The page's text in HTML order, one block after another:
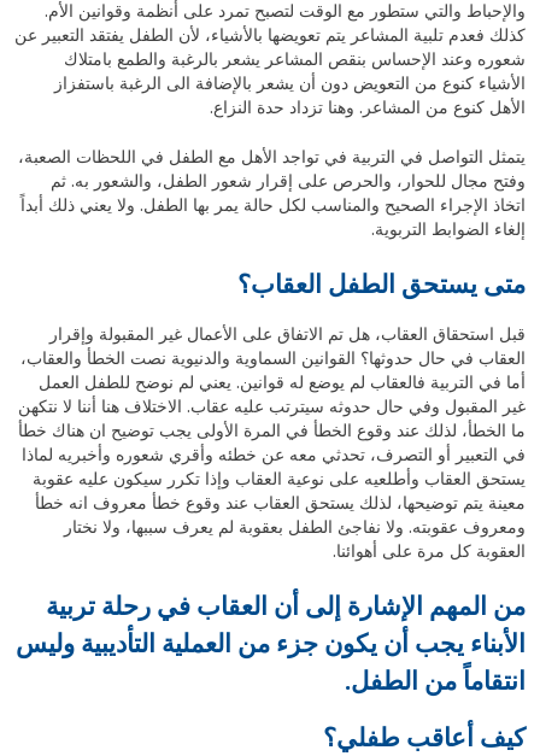
والإحباط والتي ستطور مع الوقت لتصبح تمرد على أنظمة وقوانين الأم.
كذلك فعدم تلبية المشاعر يتم تعويضها بالأشياء، لأن الطفل يفتقد التعبير عن
شعوره وعند الإحساس بنقص المشاعر يشعر بالرغبة والطمع بامتلاك
الأشياء كنوع من التعويض دون أن يشعر بالإضافة الى الرغبة باستفزاز
الأهل كنوع من المشاعر. وهنا تزداد حدة النزاع.
يتمثل التواصل في التربية في تواجد الأهل مع الطفل في اللحظات الصعبة،
وفتح مجال للحوار، والحرص على إقرار شعور الطفل، والشعور به. ثم
اتخاذ الإجراء الصحيح والمناسب لكل حالة يمر بها الطفل. ولا يعني ذلك أبداً
إلغاء الضوابط التربوية.
متى يستحق الطفل العقاب؟
قبل استحقاق العقاب، هل تم الاتفاق على الأعمال غير المقبولة وإقرار
العقاب في حال حدوثها؟ القوانين السماوية والدنيوية نصت الخطأ والعقاب،
أما في التربية فالعقاب لم يوضع له قوانين. يعني لم نوضح للطفل العمل
غير المقبول وفي حال حدوثه سيترتب عليه عقاب. الاختلاف هنا أننا لا نتكهن
ما الخطأ، لذلك عند وقوع الخطأ في المرة الأولى يجب توضيح ان هناك خطأ
في التعبير أو التصرف، تحدثي معه عن خطئه وأقري شعوره وأخبريه لماذا
يستحق العقاب وأطلعيه على نوعية العقاب وإذا تكرر سيكون عليه عقوبة
معينة يتم توضيحها، لذلك يستحق العقاب عند وقوع خطأ معروف انه خطأ
ومعروف عقوبته. ولا نفاجئ الطفل بعقوبة لم يعرف سببها، ولا نختار
العقوبة كل مرة على أهوائنا.
من المهم الإشارة إلى أن العقاب في رحلة تربية
الأبناء يجب أن يكون جزء من العملية التأديبية وليس
انتقاماً من الطفل.
كيف أعاقب طفلي؟